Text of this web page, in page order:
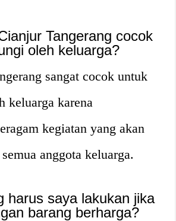
Tangerang cocok
oleh keluarga?
sangat cocok untuk
keluarga karena
kegiatan yang akan
anggota keluarga.
harus saya lakukan jika
barang berharga?